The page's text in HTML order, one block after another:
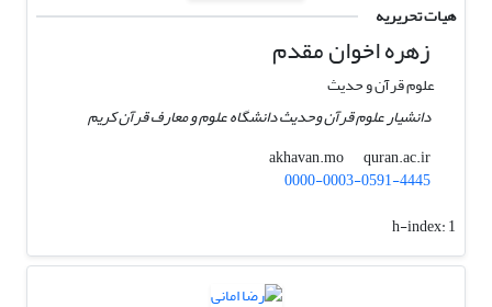
هیات تحریریه
زهره اخوان مقدم
علوم قرآن و حدیث
دانشیار علوم قرآن وحدیث دانشگاه علوم و معارف قرآن کریم
akhavan.mo
quran.ac.ir
0000-0003-0591-4445
h-index:1